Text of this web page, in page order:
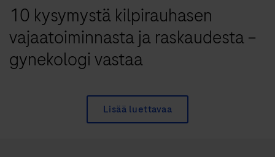
10 kysymystä kilpirauhasen
vajaatoiminnasta ja raskaudesta –
gynekologi vastaa
Lisää luettavaa